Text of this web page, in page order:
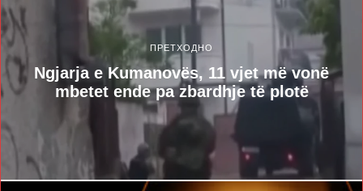
ПРЕТХОДНО
Ngjarja e Kumanovës, 11 vjet më vonë
mbetet ende pa zbardhje të plotë